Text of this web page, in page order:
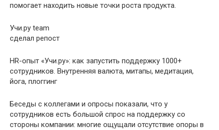
помогает находить новые точки роста продукта.
Учи.ру team
сделал репост
HR-опыт «Учи.ру»: как запустить поддержку 1000+
сотрудников. Внутренняя валюта, митапы, медитация,
йога, плоггинг
Беседы с коллегами и опросы показали, что у
сотрудников есть большой спрос на поддержку со
стороны компании: многие ощущали отсутствие опоры в